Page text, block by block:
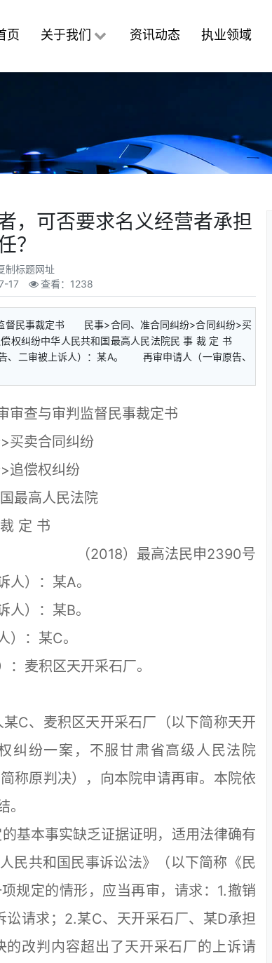
页 关于我们 资讯动态 执业领域
，可否要求名义经营者承担
？
制标题网址
17 查看：1238
督民事裁定书 民事>合同、准合同纠纷>合同纠纷>买
权纠纷中华人民共和国最高人民法院民 事 裁 定 书
二审被上诉人）：某A。 再审申请人（一审原告、
审查与审判监督民事裁定书
卖合同纠纷
偿权纠纷
最高人民法院
定 书
（2018）最高法民申2390号
）：某A。
）：某B。
：某C。
麦积区天开采石厂。
、麦积区天开采石厂（以下简称天开
纠纷一案，不服甘肃省高级人民法院
称原判决），向本院申请再审。本院依
本事实缺乏证据证明，适用法律确有
民共和国民事诉讼法》（以下简称《民
规定的情形，应当再审，请求：1.撤销
请求；2.某C、天开采石厂、某D承担
改判内容超出了天开采石厂的上诉请